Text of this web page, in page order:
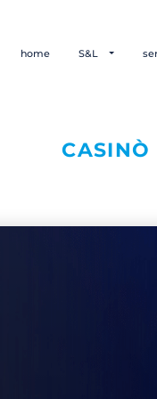
home S&L
CASINÒ